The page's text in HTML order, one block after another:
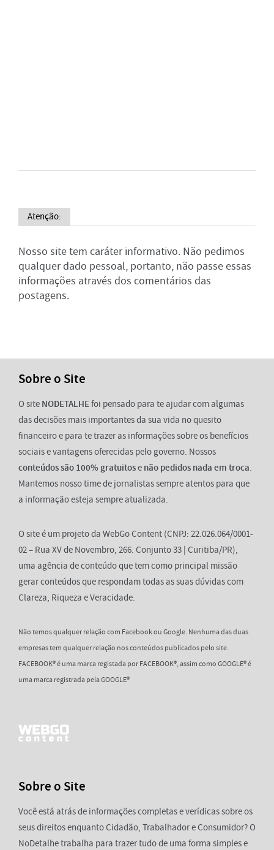
Atenção:
Nosso site tem caráter informativo. Não pedimos
qualquer dado pessoal, portanto, não passe essas
informações através dos comentários das
postagens.
Sobre o Site
O site NODETALHEfoi pensado para te ajudar com algumas
das decisões mais importantes da sua vida no quesito
financeiro e para te trazer as informações sobre os benefícios
sociais e vantagens oferecidas pelo governo. Nossos
conteúdos são 100% gratuitose não pedidos nada em troca.
Mantemos nosso time de jornalistas sempre atentos para que
a informação esteja sempre atualizada.
O site é um projeto da WebGo Content (CNPJ: 22.026.064/0001-
02 – Rua XV de Novembro, 266. Conjunto 33 | Curitiba/PR),
uma agência de conteúdo que tem como principal missão
gerar conteúdos que respondam todas as suas dúvidas com
Clareza, Riqueza e Veracidade.
Não temos qualquer relação com Facebook ou Google. Nenhuma das duas
empresas tem qualquer relação nos conteúdos publicados pelo site.
FACEBOOK® é uma marca registada por FACEBOOK®, assim como GOOGLE® é
uma marca registrada pela GOOGLE®
Sobre o Site
Você está atrás de informações completas e verídicas sobre os
seus direitos enquanto Cidadão, Trabalhador e Consumidor? O
NoDetalhe trabalha para trazer tudo de uma forma simples e